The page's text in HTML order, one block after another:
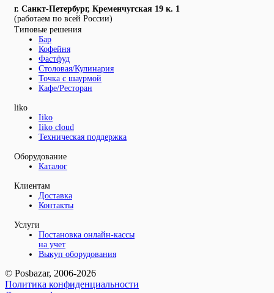
г. Санкт-Петербург, Кременчугская 19 к. 1
(работаем по всей России)
Типовые решения
Бар
Кофейня
Фастфуд
Столовая/Кулинария
Точка с шаурмой
Кафе/Ресторан
liko
Iiko
Iiko cloud
Техническая поддержка
Оборудование
Каталог
Клиентам
Доставка
Контакты
Услуги
Постановка онлайн-кассы
на учет
Выкуп оборудования
© Posbazar, 2006-2026
Политика конфиденциальности